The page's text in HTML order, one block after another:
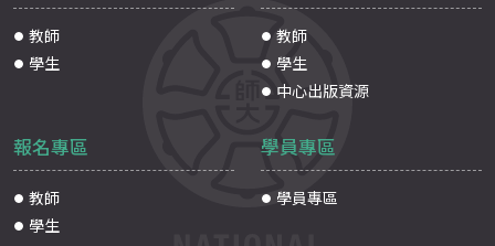
教師
學生
教師
學生
中心出版資源
報名專區
教師
學生
學員專區
學員專區